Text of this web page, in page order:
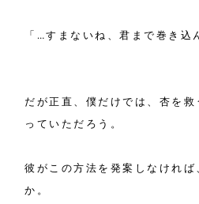
「…すまないね、君まで巻き込
だが正直、僕だけでは、杏を
っていただろう。
彼がこの方法を発案しなければ
か。